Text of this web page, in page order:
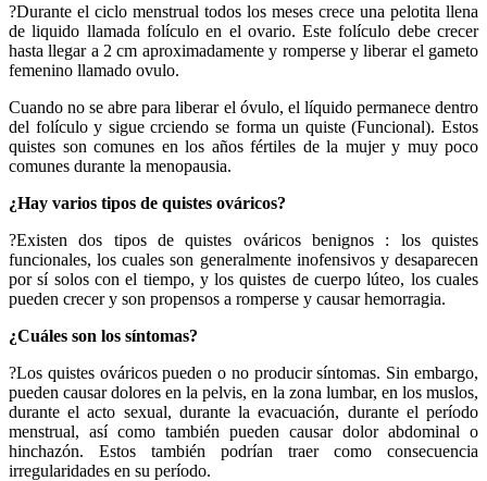
?Durante el ciclo menstrual todos los meses crece una pelotita llena
de liquido llamada folículo en el ovario. Este folículo debe crecer
hasta llegar a 2 cm aproximadamente y romperse y liberar el gameto
femenino llamado ovulo.
Cuando no se abre para liberar el óvulo, el líquido permanece dentro
del folículo y sigue crciendo se forma un quiste (Funcional). Estos
quistes son comunes en los años fértiles de la mujer y muy poco
comunes durante la menopausia.
¿Hay varios tipos de quistes ováricos?
?Existen dos tipos de quistes ováricos benignos : los quistes
funcionales, los cuales son generalmente inofensivos y desaparecen
por sí solos con el tiempo, y los quistes de cuerpo lúteo, los cuales
pueden crecer y son propensos a romperse y causar hemorragia.
¿Cuáles son los síntomas?
?Los quistes ováricos pueden o no producir síntomas. Sin embargo,
pueden causar dolores en la pelvis, en la zona lumbar, en los muslos,
durante el acto sexual, durante la evacuación, durante el período
menstrual, así como también pueden causar dolor abdominal o
hinchazón. Estos también podrían traer como consecuencia
irregularidades en su período.